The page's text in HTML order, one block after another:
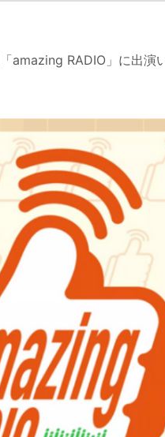
RADIO」に出演